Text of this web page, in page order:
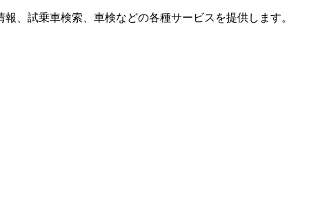
、試乗車検索、車検などの各種サービスを提供します。